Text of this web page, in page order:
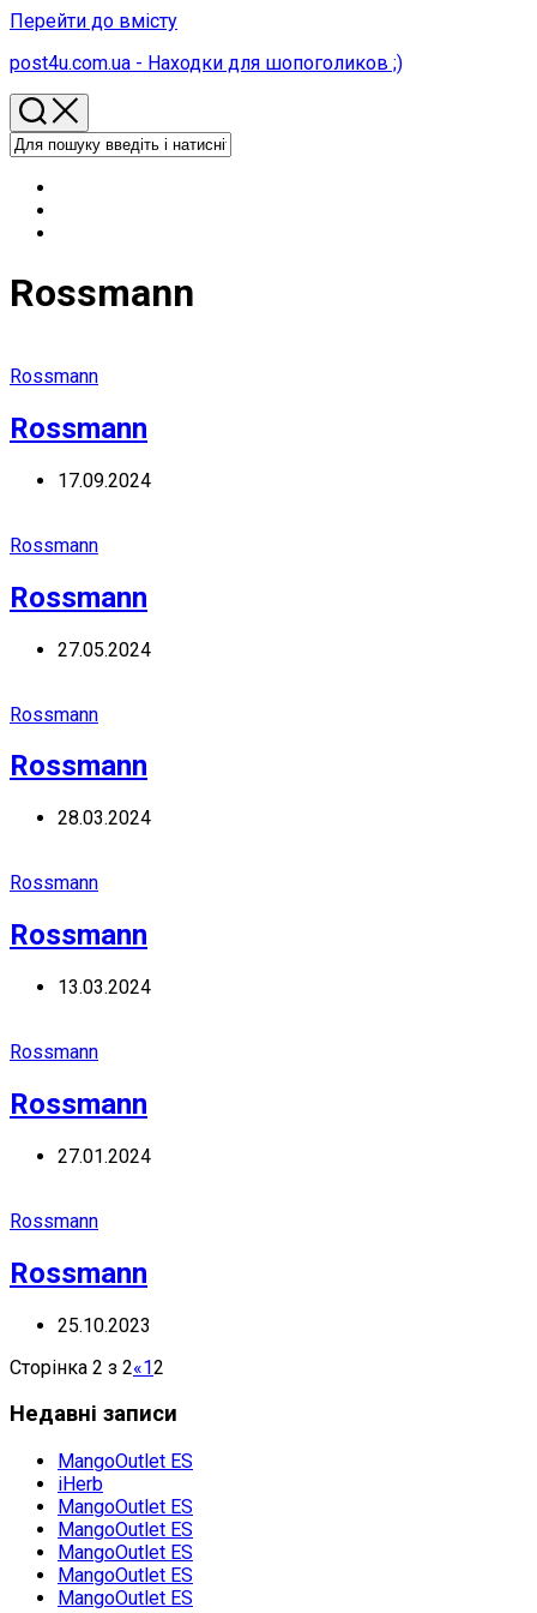
Перейти до вмісту
post4u.com.ua - Находки для шопоголиков ;)
Rossmann
Rossmann
Rossmann
17.09.2024
Rossmann
Rossmann
27.05.2024
Rossmann
Rossmann
28.03.2024
Rossmann
Rossmann
13.03.2024
Rossmann
Rossmann
27.01.2024
Rossmann
Rossmann
25.10.2023
Сторінка 2 з 2«12
Недавні записи
MangoOutlet ES
iHerb
MangoOutlet ES
MangoOutlet ES
MangoOutlet ES
MangoOutlet ES
MangoOutlet ES